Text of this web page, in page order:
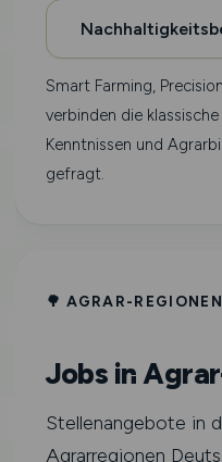
Smart Farming,
verbinden die
Kenntnissen und
gefragt.
🌳 AGRAR-REGIONEN
Jobs in
Stellenangebote in
Agrarregionen